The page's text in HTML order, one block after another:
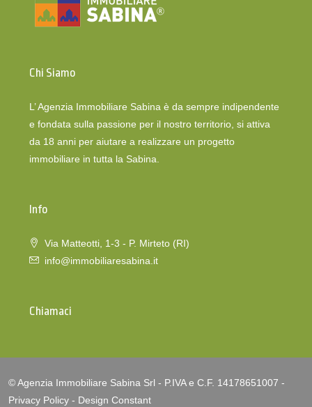
Chi Siamo
L’ Agenzia Immobiliare Sabina è da sempre indipendente
e fondata sulla passione per il nostro territorio, si attiva
da 18 anni per aiutare a realizzare un progetto
immobiliare in tutta la Sabina.
Info
Via Matteotti, 1-3 - P. Mirteto (RI)
info@immobiliaresabina.it
Chiamaci
© Agenzia Immobiliare Sabina Srl - P.IVA e C.F. 14178651007 -
Privacy Policy - Design Constant